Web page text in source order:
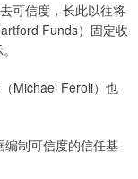
可信度，长此以往将
Funds）固定收
Michael Feroli）也
制可信度的信任基